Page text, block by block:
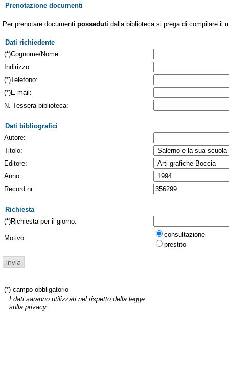
Prenotazione documenti
Per prenotare documenti posseduti dalla biblioteca si prega di compilare il
Dati richiedente
(*)Cognome/Nome:
Indirizzo:
(*)Telefono:
(*)E-mail:
N. Tessera biblioteca:
Dati bibliografici
Autore:
Titolo:
Editore:
Anno:
Record nr.
Richiesta
(*)Richiesta per il giorno:
Motivo:
consultazione
prestito
(*) campo obbligatorio
I dati saranno utilizzati nel rispetto della legge
sulla privacy.